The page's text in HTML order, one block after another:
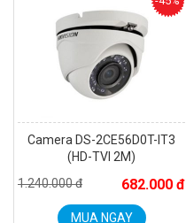
Camera DS-2CE56D0T-IT3
(HD-TVI 2M)
1.240.000 đ
682.000 đ
MUA NGAY